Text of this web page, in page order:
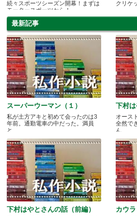
続々スポーツシーズン開幕！まずは
モータースポーツから！
クリケ
最新記事
スーパーウーマン（１）
私が土方アキと初めて会ったのは3
年前。通勤電車の中だった。満員
と.....
下村は
オース
全然で
ん.....
下村はやとさんの話（前編） カウラ